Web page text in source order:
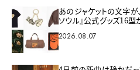
あのジャケットの文字が
ソウル』公式グッズ16
2026.08.07